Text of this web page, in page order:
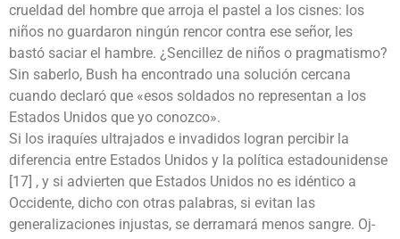
crueldad del hombre que arroja el pastel a los cisnes: los
niños no guardaron ningún rencor contra ese señor, les
bastó saciar el hambre. ¿Sencillez de niños o pragmatismo?
Sin saberlo, Bush ha encontrado una solución cercana
cuando declaró que «esos soldados no representan a los
Estados Unidos que yo conozco».
Si los iraquíes ultrajados e invadidos logran percibir la
diferencia entre Estados Unidos y la política estadounidense
[17] , y si advierten que Estados Unidos no es idéntico a
Occidente, dicho con otras palabras, si evitan las
generalizaciones injustas, se derramará menos sangre. Oj-